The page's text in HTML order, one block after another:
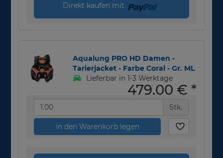
Direkt kaufen mit
Aqualung PRO HD Damen -
Tarierjacket - Farbe Coral - Gr. ML
Lieferbar in 1-3 Werktage
479,00 € *
Stk.
in den Warenkorb legen